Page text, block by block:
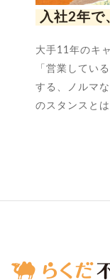
入社2年で
大手11年のキ
「営業してい
する、ノルマ
のスタンスとは